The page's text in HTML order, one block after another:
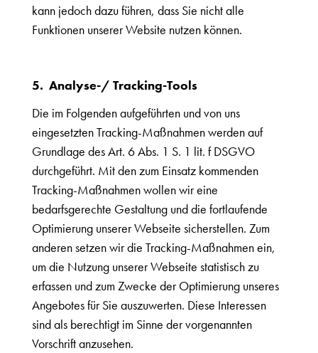
kann jedoch dazu führen, dass Sie nicht alle
Funktionen unserer Website nutzen können.
5. Analyse-/ Tracking-Tools
Die im Folgenden aufgeführten und von uns
eingesetzten Tracking-Maßnahmen werden auf
Grundlage des Art. 6 Abs. 1 S. 1 lit. f DSGVO
durchgeführt. Mit den zum Einsatz kommenden
Tracking-Maßnahmen wollen wir eine
bedarfsgerechte Gestaltung und die fortlaufende
Optimierung unserer Webseite sicherstellen. Zum
anderen setzen wir die Tracking-Maßnahmen ein,
um die Nutzung unserer Webseite statistisch zu
erfassen und zum Zwecke der Optimierung unseres
Angebotes für Sie auszuwerten. Diese Interessen
sind als berechtigt im Sinne der vorgenannten
Vorschrift anzusehen.